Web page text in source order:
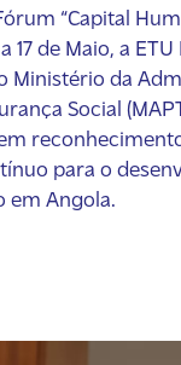
“Capital
17 de Maio, a
Ministério da
Social
para o
em Angola.